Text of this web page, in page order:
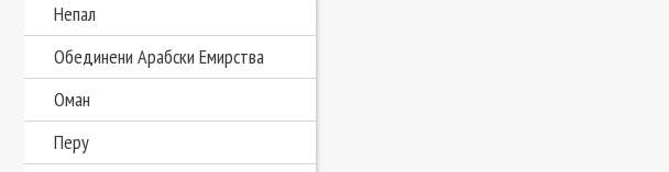
Непал
Обединени Арабски Емирства
Оман
Перу